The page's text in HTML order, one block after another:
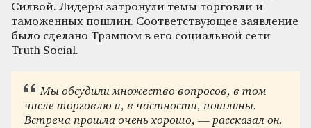
Силвой. Лидеры затронули темы торговли и
таможенных пошлин. Соответствующее заявление
было сделано Трампом в его социальной сети
Truth Social.
Мы обсудили множество вопросов, в том
числе торговлю и, в частности, пошлины.
Встреча прошла очень хорошо, — рассказал он.